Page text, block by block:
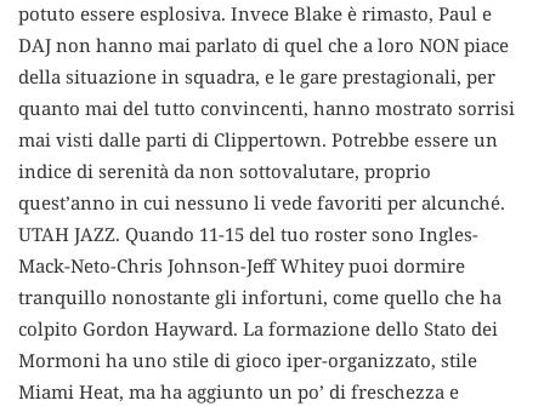
potuto essere esplosiva. Invece Blake è rimasto, Paul e
DAJ non hanno mai parlato di quel che a loro NON piace
della situazione in squadra, e le gare prestagionali, per
quanto mai del tutto convincenti, hanno mostrato sorrisi
mai visti dalle parti di Clippertown. Potrebbe essere un
indice di serenità da non sottovalutare, proprio
quest’anno in cui nessuno li vede favoriti per alcunché.
UTAH JAZZ. Quando 11-15 del tuo roster sono Ingles-
Mack-Neto-Chris Johnson-Jeff Whitey puoi dormire
tranquillo nonostante gli infortuni, come quello che ha
colpito Gordon Hayward. La formazione dello Stato dei
Mormoni ha uno stile di gioco iper-organizzato, stile
Miami Heat, ma ha aggiunto un po’ di freschezza e